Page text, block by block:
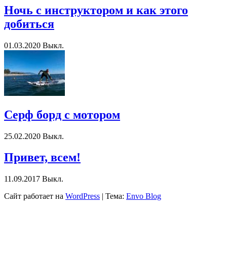
Ночь с инструктором и как этого
добиться
01.03.2020 Выкл.
Серф борд с мотором
25.02.2020 Выкл.
Привет, всем!
11.09.2017 Выкл.
Сайт работает на WordPress | Тема: Envo Blog